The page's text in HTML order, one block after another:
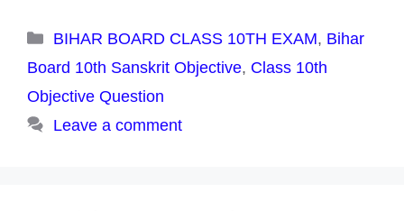
Categories
BIHAR BOARD CLASS 10TH EXAM, Bihar
Board 10th Sanskrit Objective, Class 10th
Objective Question
Leave a comment